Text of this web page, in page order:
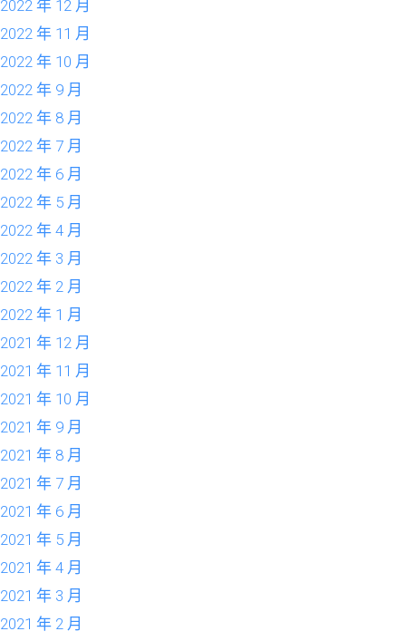
2022 年 12 月
2022 年 11 月
2022 年 10 月
2022 年 9 月
2022 年 8 月
2022 年 7 月
2022 年 6 月
2022 年 5 月
2022 年 4 月
2022 年 3 月
2022 年 2 月
2022 年 1 月
2021 年 12 月
2021 年 11 月
2021 年 10 月
2021 年 9 月
2021 年 8 月
2021 年 7 月
2021 年 6 月
2021 年 5 月
2021 年 4 月
2021 年 3 月
2021 年 2 月